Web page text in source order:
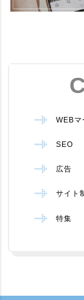
WEBマ
SEO
広告
サイト
特集